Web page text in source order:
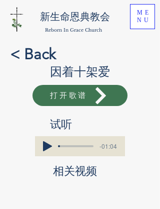
新生命恩典教会
Reborn In Grace Church
ME
NU
< Back
因着十架爱
打开歌谱
​试听
-01:04
相关视频